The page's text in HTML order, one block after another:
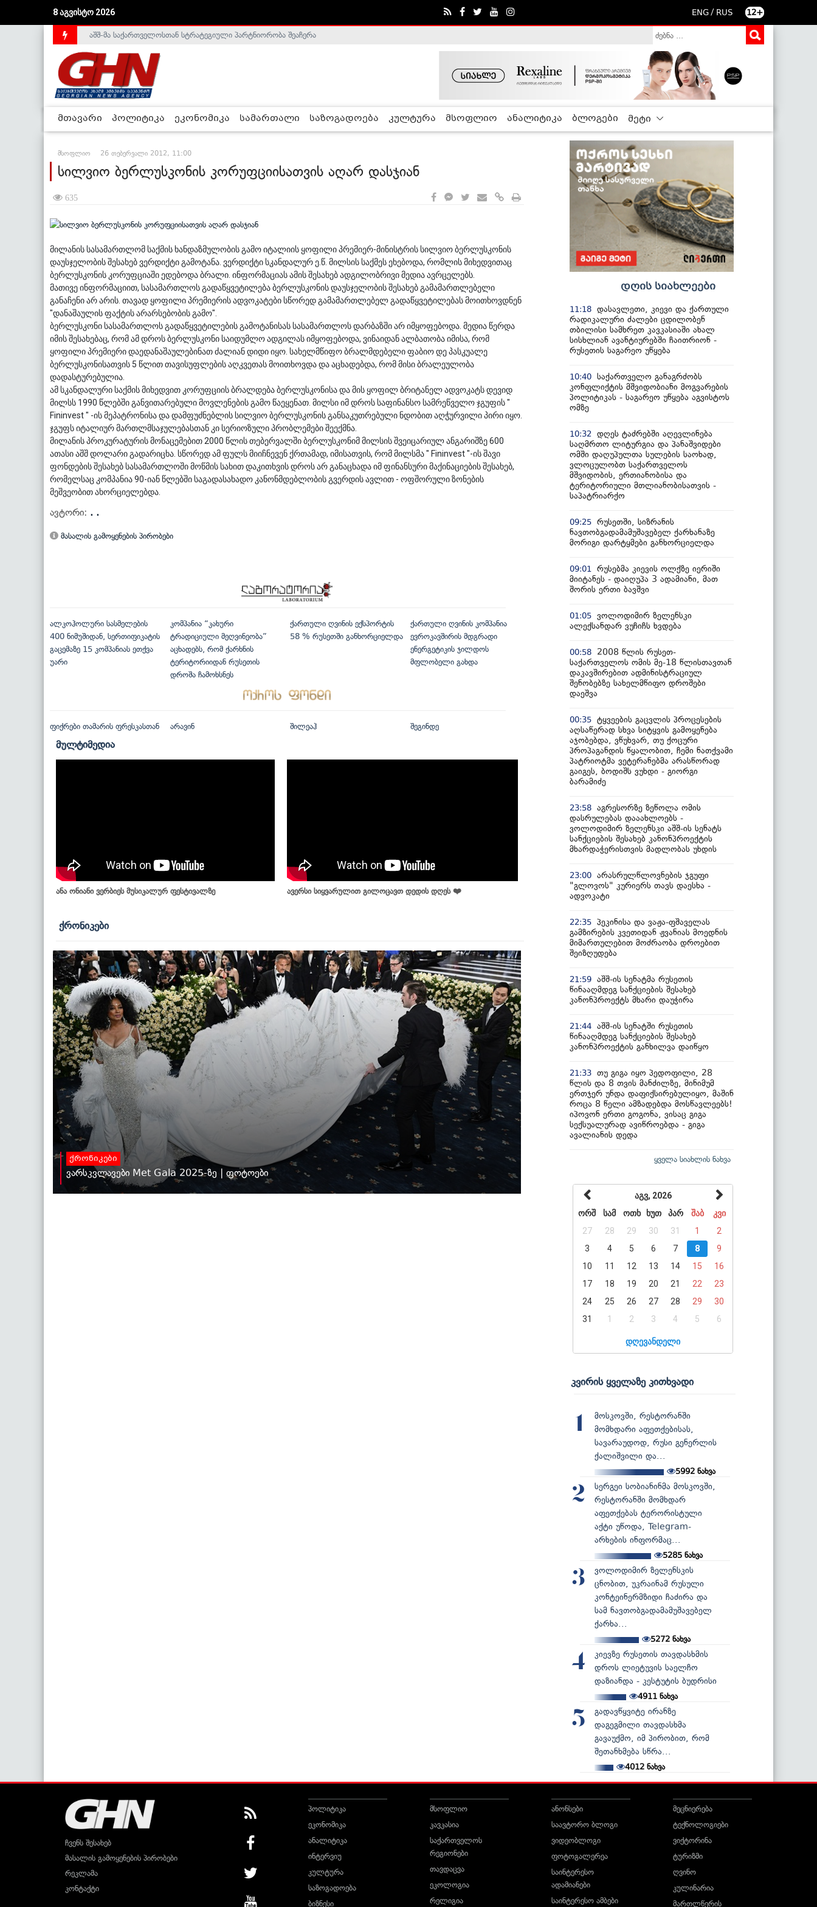
8 აგვისტო 2026 ENG / RUS 12+
საქართველოს დე-ფაქტო მთავრობა არალეგიტიმურია - ჰელსინკის კომისია
აშშ-მა საქართველოსთან სტრატეგიული პარტნიორობა შეაჩერა
მთავარი პოლიტიკა ეკონომიკა სამართალი საზოგადოება კულტურა მსოფლიო ანალიტიკა ბლოგები მეტი
მსოფლიო 26 თებერვალი 2012, 11:00
სილვიო ბერლუსკონის კორუფციისათვის აღარ დასჯიან
635
მილანის სასამართლომ საქმის ხანდაზმულობის გამო იტალიის ყოფილი პრემიერ-მინისტრის სილვიო ბერლუსკონის
დაუსჯელობის შესახებ ვერდიქტი გამოტანა. ვერდიქტი სკანდალურ ე.წ. მილსის საქმეს ეხებოდა, რომლის მიხედვითაც
ბერლუსკონის კორუფციაში ედებოდა ბრალი. ინფორმაციას ამის შესახებ ადგილობრივი მედია ავრცელებს.
მათივე ინფორმაციით, სასამართლოს გადაწყვეტილება ბერლუსკონის დაუსჯელობის შესახებ გამამართლებელი
განაჩენი არ არის. თავად ყოფილი პრემიერის ადვოკატები სწორედ გამამართლებელ გადაწყვეტილებას მოითხოვდნენ
"დანაშაულის ფაქტის არარსებობის გამო".
ბერლუსკონი სასამართლოს გადაწყვეტილების გამოტანისას სასამართლოს დარბაზში არ იმყოფებოდა. მედია წერდა
იმის შესახებაც, რომ ამ დროს ბერლუსკონი საიდუმლო ადგილას იმყოფებოდა, ვინაიდან ალბათობა იმისა, რომ
ყოფილი პრემიერი დაედანაშაულებინათ ძალიან დიდი იყო. სახელმწიფო ბრალმდებელი ფაბიო დე პასკუალე
ბერლუსკონისათვის 5 წლით თავისუფლების აღკვეთას მოითხოვდა და აცხადებდა, რომ მისი ბრალეულობა
დადასტურებულია.
ამ სკანდალური საქმის მიხედვით კორუფციის ბრალდება ბერლუსკონისა და მის ყოფილ ბრიტანელ ადვოკატს დევიდ
მილსს 1990 წლებში განვითარებული მოვლენების გამო წაეყენათ. მილსი იმ დროს საფინანსო სამრეწველო ჯგუფის "
Fininvest " -ის მეპატრონისა და დამფუძნებლის სილვიო ბერლუსკონის განსაკუთრებული ნდობით აღჭურვილი პირი იყო.
ჯგუფს იტალიურ მართლმსაჯულებასთან კი სერიოზული პრობლემები შეექმნა.
მილანის პროკურატურის მონაცემებით 2000 წლის თებერვალში ბერლუსკონიმ მილსის შვეიცარიულ ანგარიშზე 600
ათასი აშშ დოლარი გადარიცხა. სწორედ ამ ფულს მიიჩნევენ ქრთამად, იმისათვის, რომ მილსმა " Fininvest "-ის შავი
ფონდების შესახებ სასამართლოში მოწმის სახით დაკითხვის დროს არ განაცხადა იმ ფინანსური მაქინაციების შესახებ,
რომელსაც კომპანია 90-იან წლებში საგადასახადო კანონმდებლობის გვერდის ავლით - ოფშორული ზონების
მეშვეობით ახორციელებდა.
ავტორი: . .
მასალის გამოყენების პირობები
ალკოჰოლური სასმელების
400 ნიმუშიდან, სერთიფიკატის
გაცემაზე 15 კომპანიას ეთქვა
უარი
კომპანია “კახური
ტრადიციული მეღვინეობა”
აცხადებს, რომ ქარხნის
ტერიტორიიდან რუსეთის
დროშა ჩამოხსნეს
ქართული ღვინის ექსპორტის
58 % რუსეთში განხორციელდა
ქართული ღვინის კომპანია
ევროკავშირის მდგრადი
ენერგეტიკის ჯილდოს
მფლობელი გახდა
ფიქრები თამარის ფრესკასთან არავინ შილეაჰ შეგინდე
მულტიმედია
ანა ონიანი ვერბიეს მუსიკალურ ფესტივალზე ავერსი სიყვარულით გილოცავთ დედის დღეს ❤️
ქრონიკები
ქრონიკები
ვარსკვლავები Met Gala 2025-ზე | ფოტოები
დღის სიახლეები
11:18 დასავლეთი, კიევი და ქართული
რადიკალური ძალები ცდილობენ
თბილისი სამხრეთ კავკასიაში ახალ
სისხლიან ავანტიურებში ჩაითრიონ -
რუსეთის საგარეო უწყება
10:40 საქართველო განაგრძობს
კონფლიქტის მშვიდობიანი მოგვარების
პოლიტიკას - საგარეო უწყება აგვისტოს
ომზე
10:32
დღეს ტაძრებში აღევლინება
საღმრთო ლიტურგია და პანაშვიდები
ომში დაღუპულთა სულების საოხად,
ვლოცულობთ საქართველოს
მშვიდობის, ერთიანობისა და
ტერიტორიული მთლიანობისათვის -
საპატრიარქო
09:25 რუსეთში, სიზრანის
ნავთობგადამამუშავებელ ქარხანაზე
მორიგი დარტყმები განხორციელდა
09:01
რუსებმა კიევის ოლქზე იერიში
მიიტანეს - დაიღუპა 3 ადამიანი, მათ
შორის ერთი ბავშვი
01:05 ვოლოდიმირ ზელენსკი
ალექსანდარ ვუჩიჩს ხვდება
00:58
2008 წლის რუსეთ-
საქართველოს ომის მე-18 წლისთავთან
დაკავშირებით ადმინისტრაციულ
შენობებზე სახელმწიფო დროშები
დაეშვა
00:35 ტყვეების გაცვლის პროცესების
აღსაწერად სხვა სიტყვის გამოყენება
აჯობებდა, ვწუხვარ, თუ ქოცური
პროპაგანდის წყალობით, ჩემი ნათქვამი
პატრიოტმა ვეტერანებმა არასწორად
გაიგეს, ბოდიშს ვუხდი - გიორგი
ბარამიძე
23:58 აგრესორზე ზეწოლა ომის
დასრულებას დააახლოებს -
ვოლოდიმირ ზელენსკი აშშ-ის სენატს
სანქციების შესახებ კანონპროექტის
მხარდაჭერისთვის მადლობას უხდის
23:00 არასრულწლოვნების ჯგუფი
"გლოვოს" კურიერს თავს დაესხა -
ადვოკატი
22:35 პეკინისა და ვაჟა-ფშაველას
გამზირების კვეთიდან ჟვანიას მოედნის
მიმართულებით მოძრაობა დროებით
შეიზღუდება
21:59 აშშ-ის სენატმა რუსეთის
წინააღმდეგ სანქციების შესახებ
კანონპროექტს მხარი დაუჭირა
21:44 აშშ-ის სენატში რუსეთის
წინააღმდეგ სანქციების შესახებ
კანონპროექტის განხილვა დაიწყო
21:33 თუ გიგა იყო პედოფილი, 28
წლის და 8 თვის მანძილზე, მინიმუმ
ერთჯერ უნდა დაფიქსირებულიყო, მაშინ
როცა 8 წელი ამზადებდა მოსწავლეებს!
იპოვონ ერთი გოგონა, ვისაც გიგა
სექსუალურად ავიწროებდა - გიგა
ავალიანის დედა
ყველა სიახლის ნახვა
აგვ, 2026
ორშ
სამ ოთხ ხუთ პარ შაბ
კვი
27
28 29 30 31 1
2
3
4 5 6 7 8
9
10
11 12 13 14 15
16
17
18 19 20 21 22
23
24
25 26 27 28 29
30
31
1 2 3 4 5 6
დღევანდელი
კვირის ყველაზე კითხვადი
1
მოსკოვში, რესტორანში
მომხდარი აფეთქებისას,
სავარაუდოდ, რუსი გენერლის
ქალიშვილი და...
5992 ნახვა
2
სერგეი სობიანინმა მოსკოვში,
რესტორანში მომხდარ
აფეთქებას ტერორისტული
აქტი უწოდა, Telegram-
არხების ინფორმაც...
5285 ნახვა
3
ვოლოდიმირ ზელენსკის
ცნობით, უკრაინამ რუსული
კონტეინერმზიდი ჩაძირა და
სამ ნავთობგადამამუშავებელ
ქარხა...
5272ნახვა
4
კიევზე რუსეთის თავდასხმის
დროს ლიეტუვის საელჩო
დაზიანდა - კესტუტის ბუდრისი
4911ნახვა
5
გადავწყვიტე ირანზე
დაგეგმილი თავდასხმა
გავაუქმო, იმ პირობით, რომ
შეთანხმება სწრა...
4012 ნახვა
ჩვენს შესახებ
მასალის გამოყენების პირობები
რეკლამა
კონტაქტი
პოლიტიკა
ეკონომიკა
ანალიტიკა
ინტერვიუ
კულტურა
საზოგადოება
ბიზნესი
მსოფლიო
კავკასია
საქართველოს
რეგიონები
თავდაცვა
ეკოლოგია
რელიგია
ანონსები
საავტორო ბლოგი
ვიდეობლოგი
ფოტოგალერეა
საინტერესო
ადამიანები
საინტერესო ამბები
მეცნიერება
ტექნოლოგიები
ვიქტორინა
ტურიზმი
ღვინო
კულინარია
მართლწერის